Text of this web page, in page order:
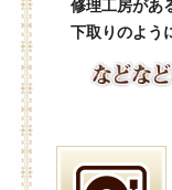
修理工房があ
下取りのよう